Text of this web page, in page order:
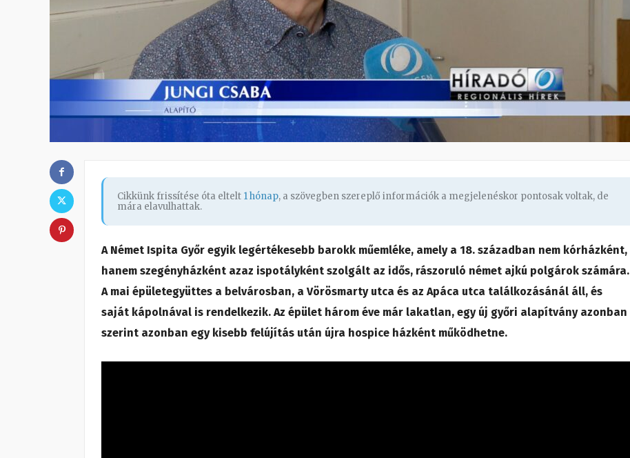
Cikkünk frissítése óta eltelt 1 hónap, a szövegben szereplő információk a megjelenéskor pontosak voltak, de
mára elavulhattak.
A Német Ispita Győr egyik legértékesebb barokk műemléke, amely a 18. században nem kórházként,
hanem szegényházként azaz ispotályként szolgált az idős, rászoruló német ajkú polgárok számára.
A mai épületegyüttes a belvárosban, a Vörösmarty utca és az Apáca utca találkozásánál áll, és
saját kápolnával is rendelkezik. Az épület három éve már lakatlan, egy új győri alapítvány azonban
szerint azonban egy kisebb felújítás után újra hospice házként működhetne.